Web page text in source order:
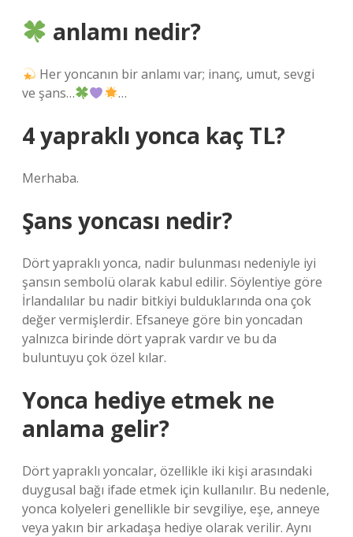
anlamı nedir?
Her yoncanın bir anlamı var; inanç, umut, sevgi
ve şans…
…
4 yapraklı yonca kaç TL?
Merhaba.
Şans yoncası nedir?
Dört yapraklı yonca, nadir bulunması nedeniyle iyi
şansın sembolü olarak kabul edilir. Söylentiye göre
İrlandalılar bu nadir bitkiyi bulduklarında ona çok
değer vermişlerdir. Efsaneye göre bin yoncadan
yalnızca birinde dört yaprak vardır ve bu da
buluntuyu çok özel kılar.
Yonca hediye etmek ne
anlama gelir?
Dört yapraklı yoncalar, özellikle iki kişi arasındaki
duygusal bağı ifade etmek için kullanılır. Bu nedenle,
yonca kolyeleri genellikle bir sevgiliye, eşe, anneye
veya yakın bir arkadaşa hediye olarak verilir. Aynı